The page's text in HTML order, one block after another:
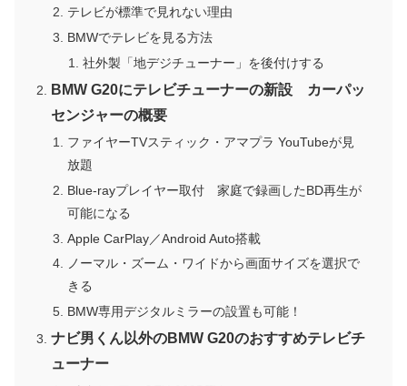
テレビが標準で見れない理由
BMWでテレビを見る方法
社外製「地デジチューナー」を後付けする
BMW G20にテレビチューナーの新設 カーパッ
センジャーの概要
ファイヤーTVスティック・アマプラ YouTubeが見
放題
Blue-rayプレイヤー取付 家庭で録画したBD再生が
可能になる
Apple CarPlay／Android Auto搭載
ノーマル・ズーム・ワイドから画面サイズを選択で
きる
BMW専用デジタルミラーの設置も可能！
ナビ男くん以外のBMW G20のおすすめテレビチ
ューナー